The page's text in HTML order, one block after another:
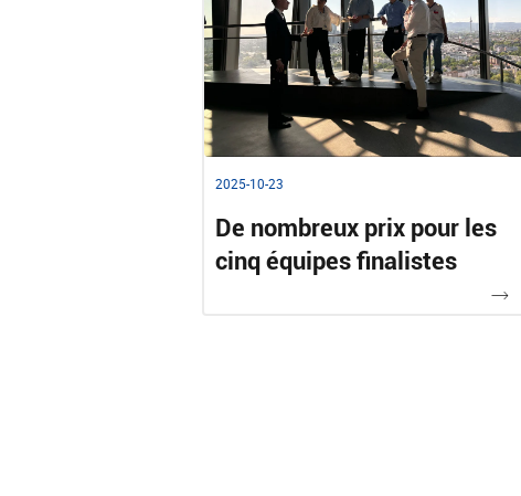
2025-10-23
De nombreux prix pour les
cinq équipes finalistes